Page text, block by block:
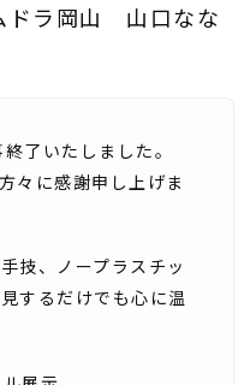
ドラ岡山 山口なな
了いたしました。
々に感謝申し上げま
技、ノープラスチッ
するだけでも心に温